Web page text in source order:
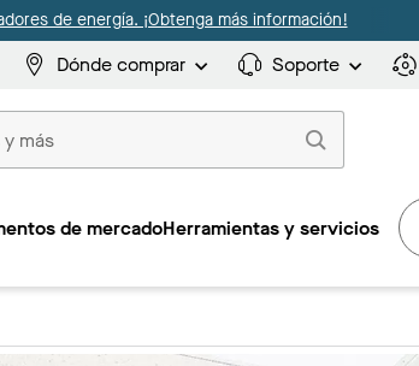
de energía. ¡Obtenga más información!
Dónde comprar Soporte
de mercadoHerramientas y servicios